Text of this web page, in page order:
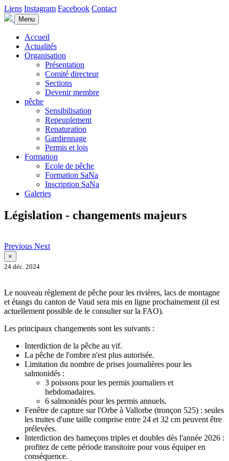
Liens Instagram Facebook Contact
Menu
Accueil
Actualités
Organisation
Présentation
Comité directeur
Sections
Devenir membre
pêche
Sensibilisation
Repeuplement
Renaturation
Gardiennage
Permis et lois
Formation
Ecole de pêche
Formation SaNa
Inscription SaNa
Galeries
Législation - changements majeurs
Previous Next
×
24 déc. 2024
Le nouveau règlement de pêche pour les rivières, lacs de montagne
et étangs du canton de Vaud sera mis en ligne prochainement (il est
actuellement possible de le consulter sur la FAO).
Les principaux changements sont les suivants :
Interdiction de la pêche au vif.
La pêche de l'ombre n'est plus autorisée.
Limitation du nombre de prises journalières pour les
salmonidés :
3 poissons pour les permis journaliers et
hebdomadaires.
6 salmonidés pour les permis annuels.
Fenêtre de capture sur l'Orbe à Vallorbe (tronçon 525) : seules
les truites d'une taille comprise entre 24 et 32 cm peuvent être
prélevées.
Interdiction des hameçons triples et doubles dès l'année 2026 :
profitez de cette période transitoire pour vous équiper en
conséquence.